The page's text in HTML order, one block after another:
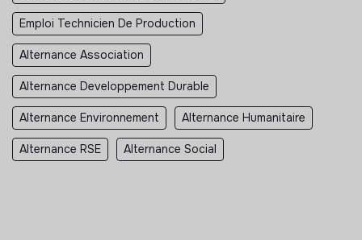
Emploi Technicien De Production
Alternance Association
Alternance Developpement Durable
Alternance Environnement Alternance Humanitaire
Alternance RSE Alternance Social